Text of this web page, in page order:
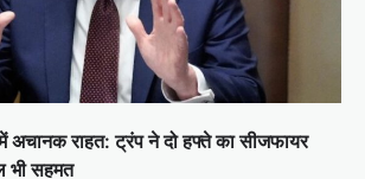
अचानक राहत: ट्रंप ने दो हफ्ते का सीजफायर
भी सहमत